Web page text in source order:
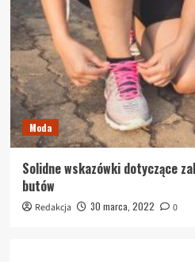
Moda
Solidne wskazówki dotyczące
butów
Redakcja 30 marca, 2022 0